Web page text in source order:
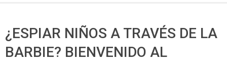
¿ESPIAR NIÑOS A TRAVÉS DE LA
BARBIE? BIENVENIDO AL